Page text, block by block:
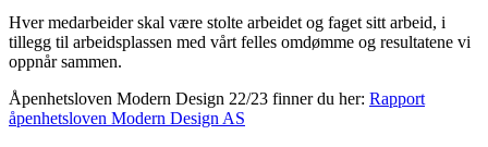
Hver medarbeider skal være stolte arbeidet og faget sitt arbeid, i
tillegg til arbeidsplassen med vårt felles omdømme og resultatene vi
oppnår sammen.
Åpenhetsloven Modern Design 22/23 finner du her: Rapport
åpenhetsloven Modern Design AS